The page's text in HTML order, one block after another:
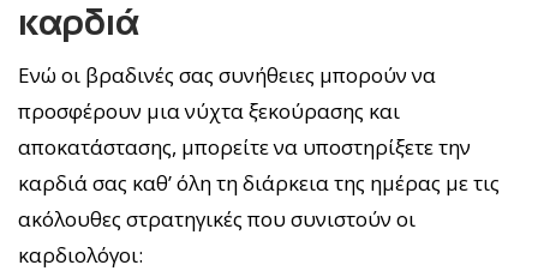
καρδιά
Ενώ οι βραδινές σας συνήθειες μπορούν να
προσφέρουν μια νύχτα ξεκούρασης και
αποκατάστασης, μπορείτε να υποστηρίξετε την
καρδιά σας καθ’ όλη τη διάρκεια της ημέρας με τις
ακόλουθες στρατηγικές που συνιστούν οι
καρδιολόγοι: